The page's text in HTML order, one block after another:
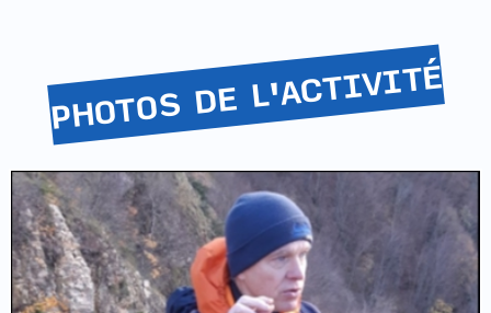
PHOTOS DE L'ACTIVITÉ